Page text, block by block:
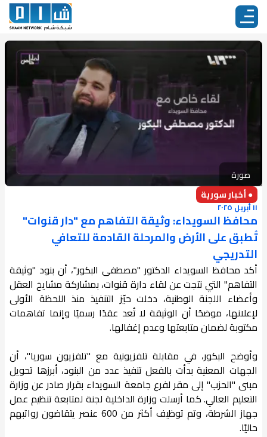
صورة
● أخبار سورية
١١ أبريل ٢٠٢٥
محافظ السويداء: وثيقة التفاهم مع "دار قنوات"
تُطبق على الأرض والمرحلة القادمة للتعافي
التدريجي
أكد محافظ السويداء الدكتور "مصطفى البكور"، أن بنود "وثيقة
التفاهم" التي نتجت عن لقاء دارة قنوات، بمشاركة مشايخ العقل
وأعضاء اللجنة الوطنية، دخلت حيّز التنفيذ منذ اللحظة الأولى
لإعلانها، موضحًا أن الوثيقة لا تُعد عقدًا رسميًا وإنما تفاهمات
مكتوبة لضمان متابعتها وعدم إغفالها.
وأوضح البكور، في مقابلة تلفزيونية مع "تلفزيون سوريا"، أن
الجهات المعنية بدأت بالفعل تنفيذ عدد من البنود، أبرزها تحويل
مبنى "الحزب" إلى مقر لفرع جامعة السويداء بقرار صادر عن وزارة
التعليم العالي. كما أرسلت وزارة الداخلية لجنة لمتابعة تنظيم عمل
جهاز الشرطة، وتم توظيف أكثر من 600 عنصر يتقاضون رواتبهم
حاليًا.